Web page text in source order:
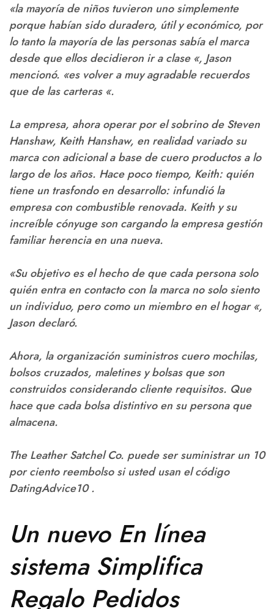
«la mayoría de niños tuvieron uno simplemente
porque habían sido duradero, útil y económico, por
lo tanto la mayoría de las personas sabía el marca
desde que ellos decidieron ir a clase «, Jason
mencionó. «es volver a muy agradable recuerdos
que de las carteras «.
La empresa, ahora operar por el sobrino de Steven
Hanshaw, Keith Hanshaw, en realidad variado su
marca con adicional a base de cuero productos a lo
largo de los años. Hace poco tiempo, Keith: quién
tiene un trasfondo en desarrollo: infundió la
empresa con combustible renovada. Keith y su
increíble cónyuge son cargando la empresa gestión
familiar herencia en una nueva.
«Su objetivo es el hecho de que cada persona solo
quién entra en contacto con la marca no solo siento
un individuo, pero como un miembro en el hogar «,
Jason declaró.
Ahora, la organización suministros cuero mochilas,
bolsos cruzados, maletines y bolsas que son
construidos considerando cliente requisitos. Que
hace que cada bolsa distintivo en su persona que
almacena.
The Leather Satchel Co. puede ser suministrar un 10
por ciento reembolso si usted usan el código
DatingAdvice10.
Un nuevo En línea
sistema Simplifica
Regalo Pedidos